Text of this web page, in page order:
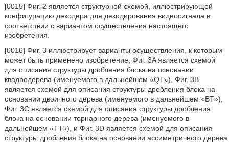
[0015] Фиг. 2 является структурной схемой, иллюстрирующей
конфигурацию декодера для декодирования видеосигнала в
соответствии с вариантом осуществления настоящего
изобретения.
[0016] Фиг. 3 иллюстрирует варианты осуществления, к которым
может быть применено изобретение, Фиг. 3A является схемой
для описания структуры дробления блока на основании
квадродерева (именуемого в дальнейшем «QT»), Фиг. 3B
является схемой для описания структуры дробления блока на
основании двоичного дерева (именуемого в дальнейшем «BT»),
Фиг. 3C является схемой для описания структуры дробления
блока на основании тернарного дерева (именуемого в
дальнейшем «TT»), и Фиг. 3D является схемой для описания
структуры дробления блока на основании ассиметричного дерева